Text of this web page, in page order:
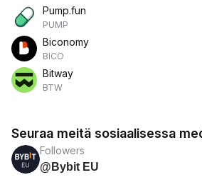
Pump.fun
PUMP
Biconomy
BICO
Bitway
BTW
Seuraa meitä sosiaalisessa
Followers
@Bybit EU